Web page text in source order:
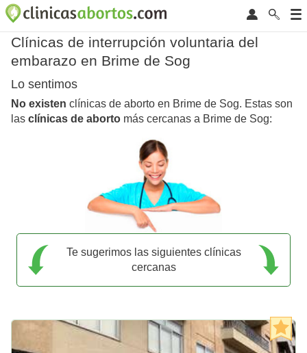
Clínicas de interrupción voluntaria del
embarazo en Brime de Sog
Lo sentimos
No existen clínicas de aborto en Brime de Sog. Estas son
las clínicas de aborto más cercanas a Brime de Sog:
Te sugerimos las siguientes clínicas
cercanas